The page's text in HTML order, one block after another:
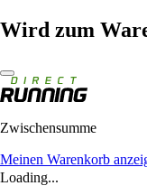
Wird zum
Zwischensumme
Meinen Warenkorb
Loading...